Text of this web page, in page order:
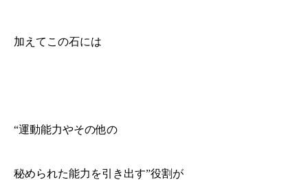
加えてこの石には
“運動能力やその他の
秘められた能力を引き出す”役割が